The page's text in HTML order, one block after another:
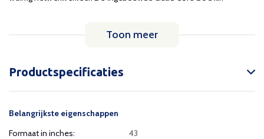
Toon meer
Productspecificaties
Belangrijkste eigenschappen
Formaat in inches:
43